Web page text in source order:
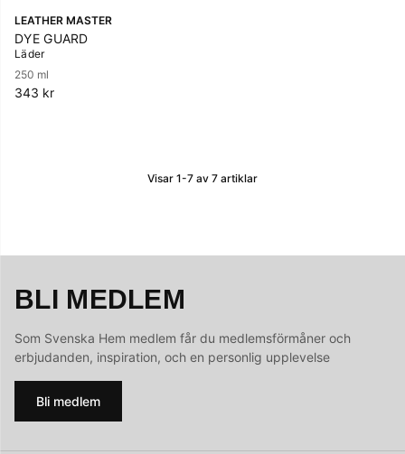
LEATHER MASTER
DYE GUARD
Läder
250 ml
343 kr
Visar 1-7 av 7 artiklar
BLI MEDLEM
Som Svenska Hem medlem får du medlemsförmåner och
erbjudanden, inspiration, och en personlig upplevelse
Bli medlem